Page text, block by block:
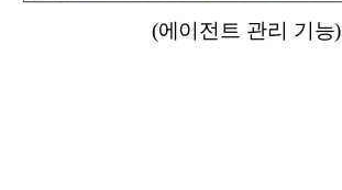
(에이전트 관리 기능)